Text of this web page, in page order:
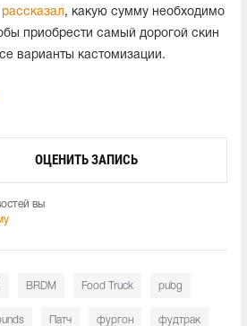
рассказал, какую сумму необходимо
приобрести самый дорогой скин
варианты кастомизации.
ОЦЕНИТЬ ЗАПИСЬ
вы
BRDM Food Truck pubg
Патч фургон фудтрак